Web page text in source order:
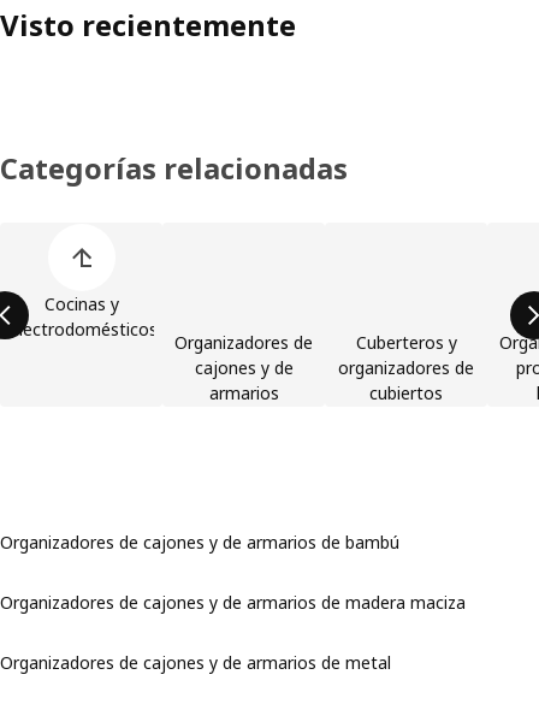
Visto recientemente
Categorías relacionadas
Cocinas y
electrodomésticos
Organizadores de
cajones y de
armarios
Cuberteros y
organizadores de
cubiertos
Organizadores de cajones y de armarios de bambú
Organizadores de cajones y de armarios de madera maciza
Organizadores de cajones y de armarios de metal